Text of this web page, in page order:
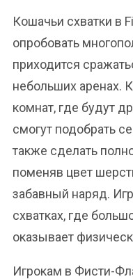
Кошачьи схватки в
опробовать
приходится
небольших аренах.
комнат, где будут
смогут подобрать
также сделать
поменяв цвет
забавный наряд.
схватках, где
оказывает
Игрокам в Фисти-